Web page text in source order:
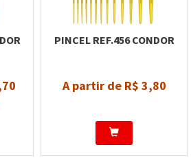
PINCEL REF.456 CONDOR
A partir de R$ 3,80